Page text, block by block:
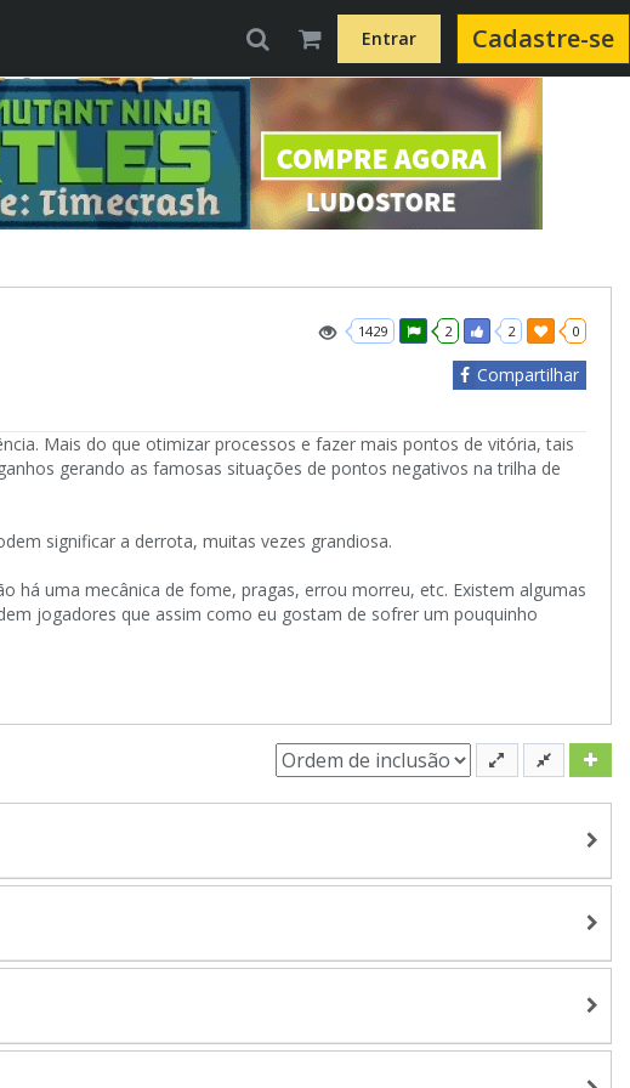
Entrar Cadastre-se
1429 2 2 0
Compartilhar
Mais do que otimizar processos e fazer mais pontos de vitória, tais
gerando as famosas situações de pontos negativos na trilha de
significar a derrota, muitas vezes grandiosa.
há uma mecânica de fome, pragas, errou morreu, etc. Existem algumas
jogadores que assim como eu gostam de sofrer um pouquinho